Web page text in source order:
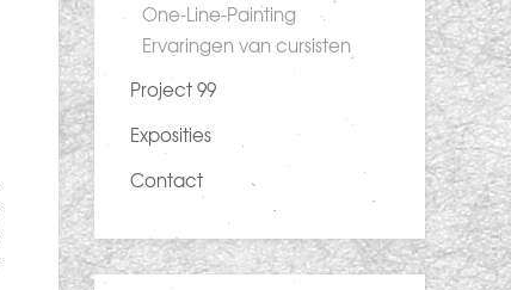
One-Line-Painting
Ervaringen van cursisten
Project 99
Exposities
Contact